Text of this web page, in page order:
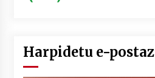
Harpidetu e-postaz